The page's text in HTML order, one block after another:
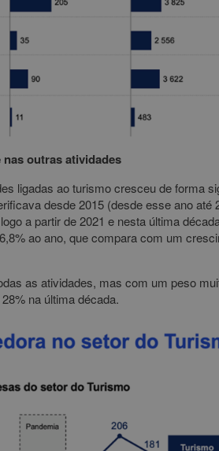
outras atividades
ligadas ao turismo cresceu de forma
desde 2015 (desde esse ano até
a partir de 2021 e nesta última
ao ano, que compara com um
as atividades, mas com um peso
na última década.